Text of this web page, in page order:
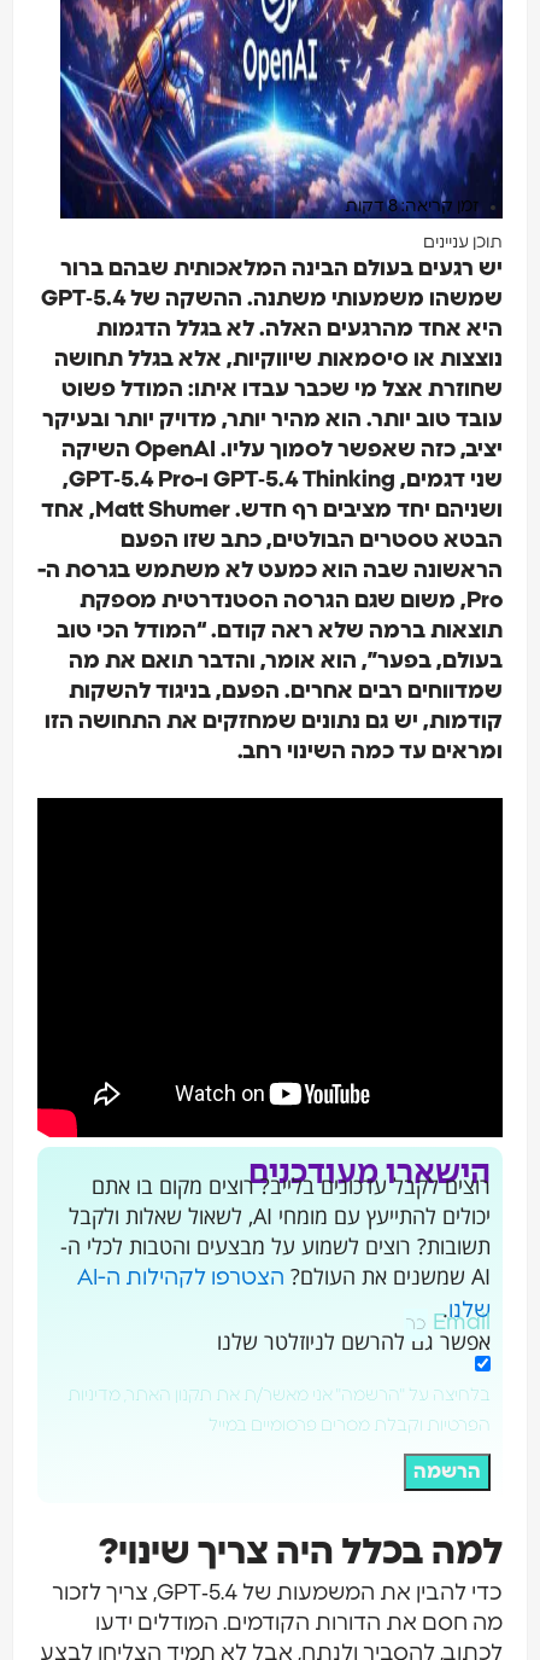
זמן קריאה: 8 דקות
תוכן עניינים
יש רגעים בעולם הבינה המלאכותית שבהם ברור
שמשהו משמעותי משתנה. ההשקה של GPT‑5.4
היא אחד מהרגעים האלה. לא בגלל הדגמות
נוצצות או סיסמאות שיווקיות, אלא בגלל תחושה
שחוזרת אצל מי שכבר עבדו איתו: המודל פשוט
עובד טוב יותר. הוא מהיר יותר, מדויק יותר ובעיקר
יציב, כזה שאפשר לסמוך עליו. OpenAI השיקה
שני דגמים, GPT‑5.4 Thinking ו-GPT‑5.4 Pro,
ושניהם יחד מציבים רף חדש. Matt Shumer, אחד
הבטא טסטרים הבולטים, כתב שזו הפעם
הראשונה שבה הוא כמעט לא משתמש בגרסת ה-
Pro, משום שגם הגרסה הסטנדרטית מספקת
תוצאות ברמה שלא ראה קודם. “המודל הכי טוב
בעולם, בפער”, הוא אומר, והדבר תואם את מה
שמדווחים רבים אחרים. הפעם, בניגוד להשקות
קודמות, יש גם נתונים שמחזקים את התחושה הזו
ומראים עד כמה השינוי רחב.
הישארו מעודכנים
רוצים לקבל עדכונים בלייב? רוצים מקום בו אתם
יכולים להתייעץ עם מומחי AI, לשאול שאלות ולקבל
תשובות? רוצים לשמוע על מבצעים והטבות לכלי ה-
AI שמשנים את העולם?
הצטרפו לקהילות ה-AI
שלנו.
אפשר גם להרשם לניוזלטר שלנו
Email
בלחיצה על "הרשמה" אני מאשר/ת את תקנון האתר, מדיניות
הפרטיות וקבלת מסרים פרסומיים במייל
הרשמה
למה בכלל היה צריך שינוי?
כדי להבין את המשמעות של GPT‑5.4, צריך לזכור
מה חסם את הדורות הקודמים. המודלים ידעו
לכתוב, להסביר ולנתח, אבל לא תמיד הצליחו לבצע